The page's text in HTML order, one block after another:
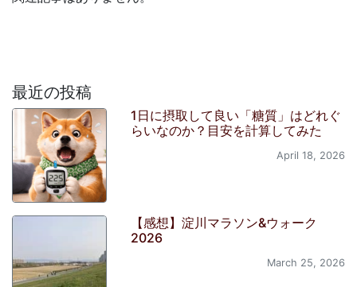
最近の投稿
1日に摂取して良い「糖質」はどれぐ
らいなのか？目安を計算してみた
April 18, 2026
【感想】淀川マラソン&ウォーク
2026
March 25, 2026